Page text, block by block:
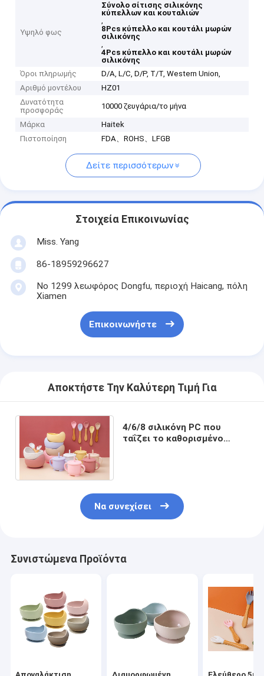
Υψηλό φως
Σύνολο σίτισης σιλικόνης
κύπελλων και κουταλιών
,
8Pcs κύπελλο και κουτάλι μωρών
σιλικόνης
,
4Pcs κύπελλο και κουτάλι μωρών
σιλικόνης
Όροι πληρωμής
D/A, L/C, D/P, T/T, Western Union,
Αριθμό μοντέλου
HZ01
Δυνατότητα
προσφοράς
10000 ζευγάρια/το μήνα
Μάρκα
Haitek
Πιστοποίηση
FDA、ROHS、LFGB
Δείτε περισσότερων
Στοιχεία Επικοινωνίας
Miss. Yang
86-18959296627
Νο 1299 λεωφόρος Dongfu, περιοχή Haicang, πόλη
Xiamen
Επικοινωνήστε
Αποκτήστε Την Καλύτερη Τιμή Για
4/6/8 σιλικόνη PC που
ταΐζει το καθορισμένο
Να συνεχίσει
Συνιστώμενα Προϊόντα